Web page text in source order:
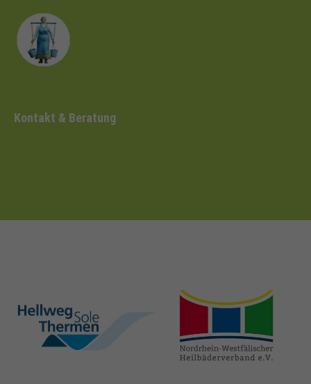
Kontakt & Beratung
hellweg-sole-
thermen.de
heilbaeder.de